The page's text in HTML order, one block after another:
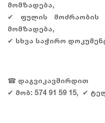
მომზადება,
✔ ფულის მოძრაობის
მომზადება,
✔ სხვა საჭირო
☎ დაგვიკავშირდით
✔ მობ: 574 91 59 15, ✔